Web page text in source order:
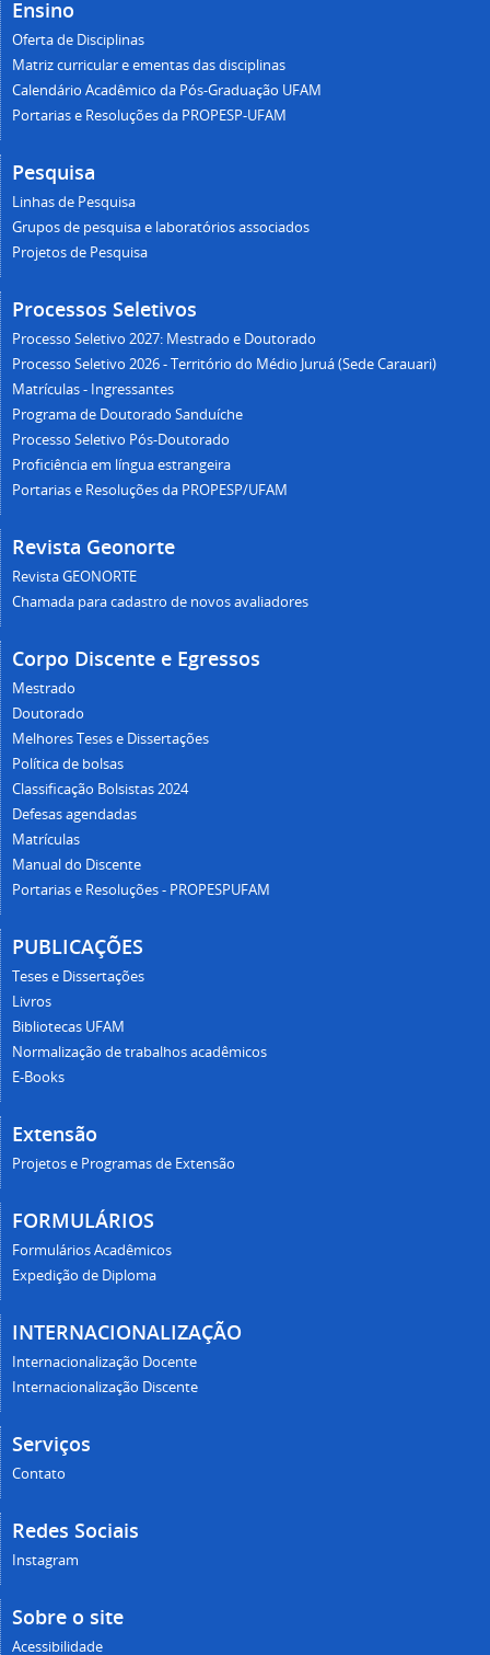
Ensino
Oferta de Disciplinas
Matriz curricular e ementas das disciplinas
Calendário Acadêmico da Pós-Graduação UFAM
Portarias e Resoluções da PROPESP-UFAM
Pesquisa
Linhas de Pesquisa
Grupos de pesquisa e laboratórios associados
Projetos de Pesquisa
Processos Seletivos
Processo Seletivo 2027: Mestrado e Doutorado
Processo Seletivo 2026 - Território do Médio Juruá (Sede Carauari)
Matrículas - Ingressantes
Programa de Doutorado Sanduíche
Processo Seletivo Pós-Doutorado
Proficiência em língua estrangeira
Portarias e Resoluções da PROPESP/UFAM
Revista Geonorte
Revista GEONORTE
Chamada para cadastro de novos avaliadores
Corpo Discente e Egressos
Mestrado
Doutorado
Melhores Teses e Dissertações
Política de bolsas
Classificação Bolsistas 2024
Defesas agendadas
Matrículas
Manual do Discente
Portarias e Resoluções - PROPESPUFAM
PUBLICAÇÕES
Teses e Dissertações
Livros
Bibliotecas UFAM
Normalização de trabalhos acadêmicos
E-Books
Extensão
Projetos e Programas de Extensão
FORMULÁRIOS
Formulários Acadêmicos
Expedição de Diploma
INTERNACIONALIZAÇÃO
Internacionalização Docente
Internacionalização Discente
Serviços
Contato
Redes Sociais
Instagram
Sobre o site
Acessibilidade